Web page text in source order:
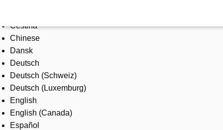
Products & Solutions
Industries
Services
About us
Where to buy
Contact us
Careers
Čeština
Chinese
Dansk
Deutsch
Deutsch (Schweiz)
Deutsch (Luxemburg)
English
English (Canada)
Español